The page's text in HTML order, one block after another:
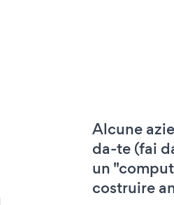
Alcune
da-te (fai
un
costruire